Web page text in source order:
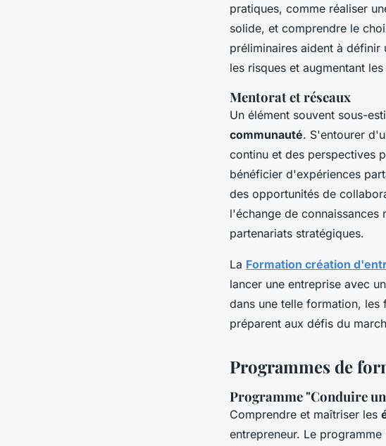
pratiques, comme réaliser
solide, et comprendre le
préliminaires aident à
les risques et augmentant
Mentorat et réseaux
Un élément souvent sous-
communauté. S'entourer
continu et des perspectives
bénéficier d'expériences
des opportunités de
l'échange de connaissances
partenariats stratégiques.
La Formation création
lancer une entreprise avec
dans une telle formation, les
préparent aux défis du
Programmes de
Programme "Conduire
Comprendre et maîtriser les
entrepreneur. Le